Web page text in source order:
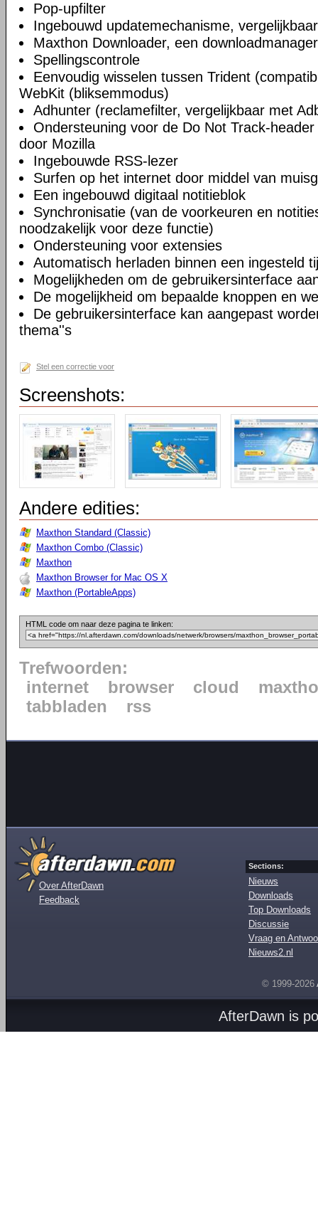
Pop-upfilter
Ingebouwd updatemechanisme,
Maxthon Downloader, een downloadmanager
Spellingscontrole
Eenvoudig wisselen tussen Trident
WebKit (bliksemmodus)
Adhunter (reclamefilter, vergelijkbaar met
Ondersteuning voor de Do Not Track-
door Mozilla
Ingebouwde RSS-lezer
Surfen op het internet door middel van
Een ingebouwd digitaal notitieblok
Synchronisatie (van de voorkeuren en
noodzakelijk voor deze functie)
Ondersteuning voor extensies
Automatisch herladen binnen een ingesteld
Mogelijkheden om de gebruikersinterface
De mogelijkheid om bepaalde knoppen en
De gebruikersinterface kan aangepast
thema''s
Stel een correctie voor
Screenshots:
Andere edities:
Maxthon Standard (Classic)
Maxthon Combo (Classic)
Maxthon
Maxthon Browser for Mac OS X
Maxthon (PortableApps)
HTML code om naar deze pagina te linken:
Trefwoorden:
internet
browser cloud
tabbladen
rss
Over AfterDawn
Feedback
Sections:
Nieuws
Downloads
Top Downloads
Discussie
Vraag en
Nieuws2.nl
© 1999-2026
AfterDawn is